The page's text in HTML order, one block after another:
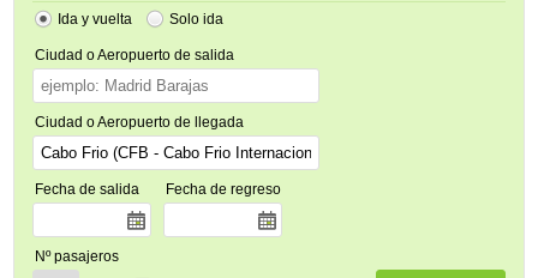
Ida y vuelta Solo ida
Ciudad o Aeropuerto de salida
Ciudad o Aeropuerto de llegada
Fecha de salida Fecha de regreso
Nº pasajeros